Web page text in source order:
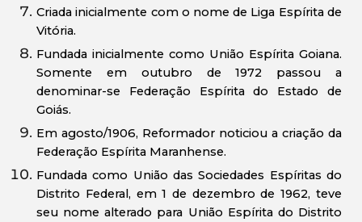
Criada inicialmente com o nome de Liga Espírita de
Vitória.
Fundada inicialmente como União Espírita Goiana.
Somente em outubro de 1972 passou a
denominar-se Federação Espírita do Estado de
Goiás.
Em agosto/1906, Reformador noticiou a criação da
Federação Espírita Maranhense.
Fundada como União das Sociedades Espíritas do
Distrito Federal, em 1 de dezembro de 1962, teve
seu nome alterado para União Espírita do Distrito